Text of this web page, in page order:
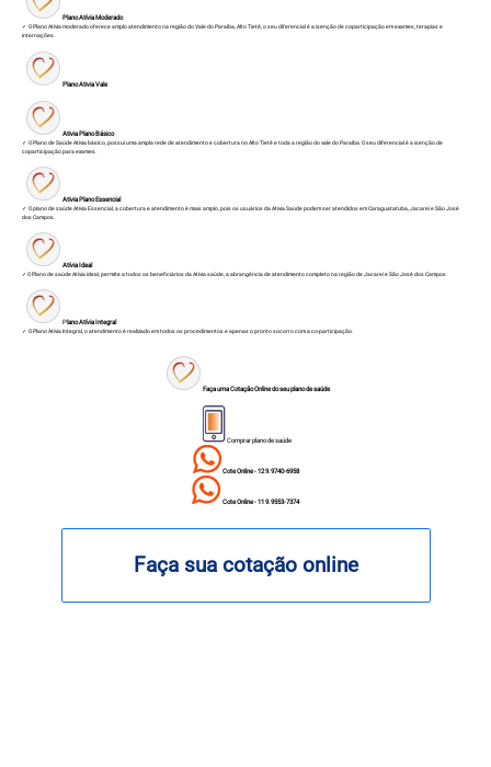
Plano Atívia Moderado
✓ O Plano Atívia moderado oferece amplo atendimento na região do Vale do Paraíba, Alto Tietê, o seu diferencial é a isenção de coparticipação em exames, terapias e
internações.
Plano Ativia Vale
Ativia Plano Básico
✓ O Plano de Saúde Atívia básico, possui uma ampla rede de atendimento e cobertura no Alto Tietê e toda a região do vale do Paraíba. O seu diferencial é a isenção de
coparticipação para exames.
Ativia Plano Essencial
✓ O plano de saúde Atívia Essencial, a cobertura e atendimento é mais amplo, pois os usuários da Atívia Saúde podem ser atendidos em Caraguatatuba, Jacareí e São José
dos Campos.
Atívia Ideal
✓ O Plano de saúde Atívia ideal, permite a todos os beneficiários da Atívia saúde, a abrangência de atendimento completo na região de Jacareí e São José dos Campos
Plano Atívia Integral
✓ O Plano Atívia Integral, o atendimento é realizado em todos os procedimentos e apenas o pronto socorro com a co-participação.
Faça uma Cotação Online do seu plano de saúde
Comprar plano de saúde
Cote Online - 12 9.9740-6958
Cote Online - 11 9.9553-7374
Faça sua cotação online